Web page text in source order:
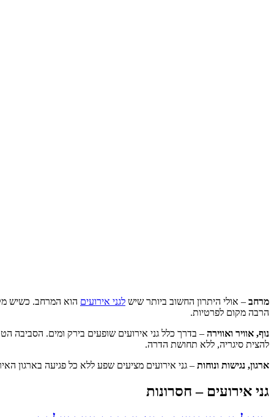
מרחב – אולי היתרון החשוב ביותר שיש לגני אירועים הוא המרחב. כשיש
הרבה מקום לפרטיות.
נוף, אוויר ואווירה – בדרך כלל גני אירועים שופעים בירק ומים. הסביבה
להצית סיגריה, ללא תחושת הדרה.
ארגון, נגישות ונוחות – גני אירועים מציעים שפע ללא כל פגיעה בארגון
גני אירועים – חסרונות